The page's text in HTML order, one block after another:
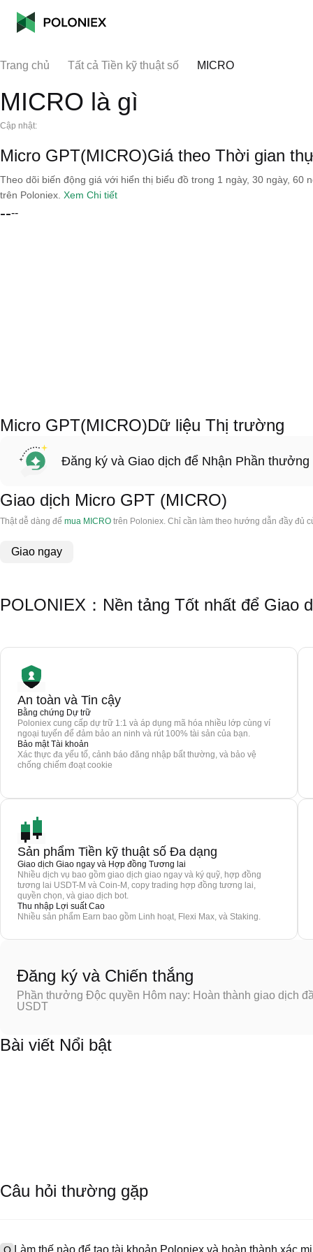
Trang chủ Tất cả Tiền kỹ thuật số MICRO
MICRO là gì
Cập nhật:
Micro GPT(MICRO)Giá theo Thời gian
Theo dõi biến động giá với hiển thị biểu đồ trong 1 ngày, 30 ngày,
trên Poloniex. Xem Chi tiết
----
Micro GPT(MICRO)Dữ liệu Thị trường
Đăng ký và Giao dịch để Nhận Phần thưởng
Giao dịch Micro GPT (MICRO)
Thật dễ dàng để mua MICRO trên Poloniex. Chỉ cần làm theo hướng dẫn đầy đủ
Giao ngay
POLONIEX：Nền tảng Tốt nhất để Giao
An toàn và Tin cậy
Bằng chứng Dự trữ
Poloniex cung cấp dự trữ 1:1 và áp dụng mã hóa nhiều lớp cùng ví
ngoại tuyến để đảm bảo an ninh và rút 100% tài sản của bạn.
Bảo mật Tài khoản
Xác thực đa yếu tố, cảnh báo đăng nhập bất thường, và bảo vệ
chống chiếm đoạt cookie
Sản phẩm Tiền kỹ thuật số Đa dạng
Giao dịch Giao ngay và Hợp đồng Tương lai
Nhiều dịch vụ bao gồm giao dịch giao ngay và ký quỹ, hợp đồng
tương lai USDT-M và Coin-M, copy trading hợp đồng tương lai,
quyền chọn, và giao dịch bot.
Thu nhập Lợi suất Cao
Nhiều sản phẩm Earn bao gồm Linh hoạt, Flexi Max, và Staking.
Đăng ký và Chiến thắng
Phần thưởng Độc quyền Hôm nay: Hoàn thành giao dịch
USDT
Bài viết Nổi bật
Câu hỏi thường gặp
Làm thế nào để tạo tài khoản Poloniex và hoàn thành xác